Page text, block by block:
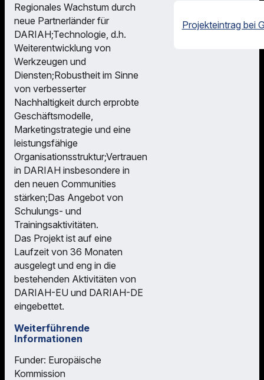
Regionales Wachstum durch
neue Partnerländer für
DARIAH;Technologie, d.h.
Weiterentwicklung von
Werkzeugen und
Diensten;Robustheit im Sinne
von verbesserter
Nachhaltigkeit durch erprobte
Geschäftsmodelle,
Marketingstrategie und eine
leistungsfähige
Organisationsstruktur;Vertrauen
in DARIAH insbesondere in
den neuen Communities
stärken;Das Angebot von
Schulungs- und
Trainingsaktivitäten.
Das Projekt ist auf eine
Laufzeit von 36 Monaten
ausgelegt und eng in die
bestehenden Aktivitäten von
DARIAH-EU und DARIAH-DE
eingebettet.
Weiterführende
Informationen
Funder: Europäische
Kommission
Projekteintrag bei